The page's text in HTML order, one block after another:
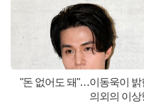
"돈 없어도 돼"…이동욱이 밝
의외의 이상